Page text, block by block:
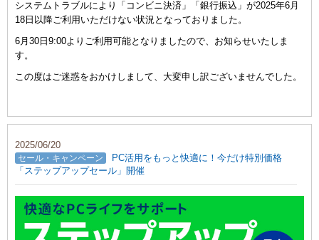
システムトラブルにより「コンビニ決済」「銀行振込」が2025年6月
18日以降ご利用いただけない状況となっておりました。
6月30日9:00よりご利用可能となりましたので、お知らせいたしま
す。
この度はご迷惑をおかけしまして、大変申し訳ございませんでした。
2025/06/20
セール・キャンペーン
PC活用をもっと快適に！今だけ特別価格
「ステップアップセール」開催